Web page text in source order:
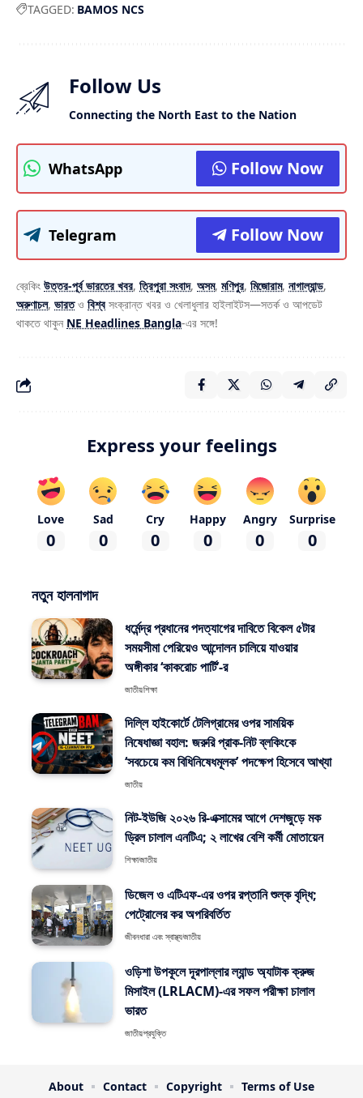
TAGGED: BAMOS NCS
Follow Us
Connecting the North East to the Nation
WhatsApp Follow Now
Telegram Follow Now
ব্রেকিং উত্তর-পূর্ব ভারতের খবর, ত্রিপুরা সংবাদ, অসম, মণিপুর, মিজোরাম, নাগাল্যান্ড,
অরুণাচল, ভারতও বিশ্বসংক্রান্ত খবর ও খেলাধুলার হাইলাইটস—সতর্ক ও আপডেট
থাকতে থাকুন NE Headlines Bangla-এর সঙ্গে!
Express your feelings
Love
0
Sad
0
Cry
0
Happy
0
Angry
0
Surprise
0
নতুন হালনাগাদ
ধর্মেন্দ্র প্রধানের পদত্যাগের দাবিতে বিকেল ৫টার
সময়সীমা পেরিয়েও আন্দোলন চালিয়ে যাওয়ার
অঙ্গীকার ‘কাকরোচ পার্টি’-র
জাতীয়শিক্ষা
দিল্লি হাইকোর্টে টেলিগ্রামের ওপর সাময়িক
নিষেধাজ্ঞা বহাল: জরুরি প্রাক-নিট ব্লকিংকে
‘সবচেয়ে কম বিধিনিষেধমূলক’ পদক্ষেপ হিসেবে আখ্যা
জাতীয়
নিট-ইউজি ২০২৬ রি-এক্সামের আগে দেশজুড়ে মক
ড্রিল চালাল এনটিএ; ২ লাখের বেশি কর্মী মোতায়েন
শিক্ষাজাতীয়
ডিজেল ও এটিএফ-এর ওপর রপ্তানি শুল্ক বৃদ্ধি;
পেট্রোলের কর অপরিবর্তিত
জীবনধারা এবং স্বাস্থ্যজাতীয়
ওড়িশা উপকূলে দূরপাল্লার ল্যান্ড অ্যাটাক ক্রুজ
মিসাইল (LRLACM)-এর সফল পরীক্ষা চালাল
ভারত
জাতীয়প্রযুক্তি
About Contact Copyright
Terms of Use